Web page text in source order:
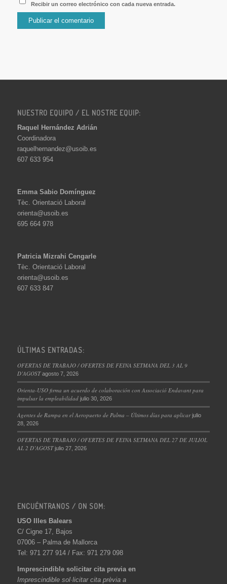
Recibir un correo electrónico con cada nueva entrada.
NUESTRO EQUIPO / EL NOSTRE EQUIP:
Raquel Hernández Adrián
Coordinadora
raquelhernandez@usoib.es
607 633 954
Emma Sabio Domínguez
Tèc. Orientació Laboral
orienta@usoib.es
695 664 978
Patricia Mizrahi Cengarle
Tèc. Orientació Laboral
orienta@usoib.es
607 633 847
ÚLTIMAS ENTRADAS:
OFERTAS DE TRABAJO / OFERTES DE FEINA SETMANA DEL 3 AL 9
D’AGOST agosto 7, 2026
Orienta-USO firma un acuerdo de colaboración con Associació Endavant para
impulsar la empleabilidad julio 30, 2026
Agentes de Rampa en el Aeropuerto de Palma – Últimos días para aplicar julio
28, 2026
OFERTAS DE TRABAJO / OFERTES DE FEINA SETMANA DEL 27 DE JULIOL
AL 2 D’AGOST julio 27, 2026
ENCUÉNTRANOS / ON SOM:
USO Illes Balears
C/ Cigne 17, Bajos
07006 – Palma de Mallorca
Tel: 971 277 914 / Fax: 971 279 098
Imprescindible solicitar cita previa en
Imprescindible sol·licitar cita prèvia a